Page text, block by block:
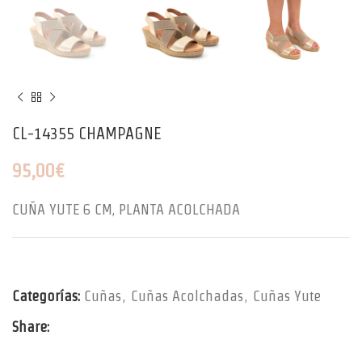
CL-14355 CHAMPAGNE
95,00€
CUÑA YUTE 6 CM, PLANTA ACOLCHADA
Categorías: Cuñas, Cuñas Acolchadas, Cuñas Yute
Share: